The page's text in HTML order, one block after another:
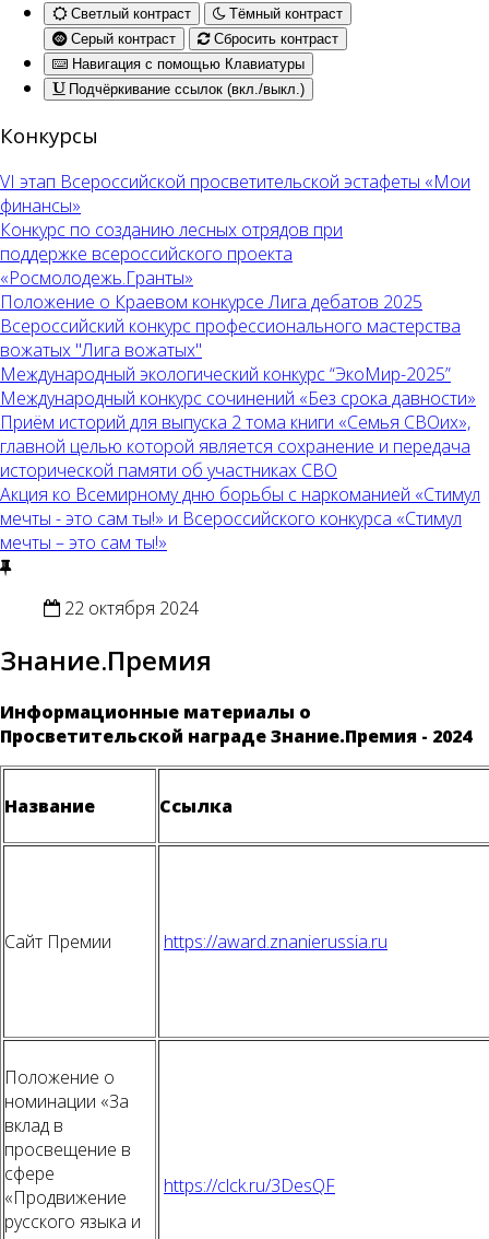
Светлый контраст
Тёмный контраст
Серый контраст
Сбросить контраст
Навигация с помощью Клавиатуры
Подчёркивание ссылок (вкл./выкл.)
Конкурсы
VI этап Всероссийской просветительской эстафеты «Мои
финансы»
Конкурс по созданию лесных отрядов при
поддержке всероссийского проекта
«Росмолодежь.Гранты»
Положение о Краевом конкурсе Лига дебатов 2025
Всероссийский конкурс профессионального мастерства
вожатых "Лига вожатых"
Международный экологический конкурс “ЭкоМир-2025”
Международный конкурс сочинений «Без срока давности»
Приём историй для выпуска 2 тома книги «Семья СВОих»,
главной целью которой является сохранение и передача
исторической памяти об участниках СВО
Акция ко Всемирному дню борьбы с наркоманией «Стимул
мечты - это сам ты!» и Всероссийского конкурса «Стимул
мечты – это сам ты!»
22 октября 2024
Знание.Премия
Информационные материалы о
Просветительской награде Знание.Премия - 2024
Название Ссылка
Сайт Премии https://award.znanierussia.ru
Положение о
номинации «За
вклад в
просвещение в
сфере
«Продвижение
русского языка и
https://clck.ru/3DesQF